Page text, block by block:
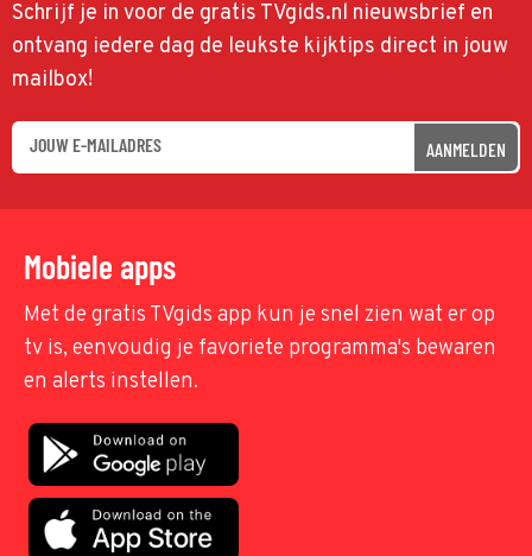
Schrijf je in voor de gratis TVgids.nl nieuwsbrief en
ontvang iedere dag de leukste kijktips direct in jouw
mailbox!
AANMELDEN
Mobiele apps
Met de gratis TVgids app kun je snel zien wat er op
tv is, eenvoudig je favoriete programma's bewaren
en alerts instellen.